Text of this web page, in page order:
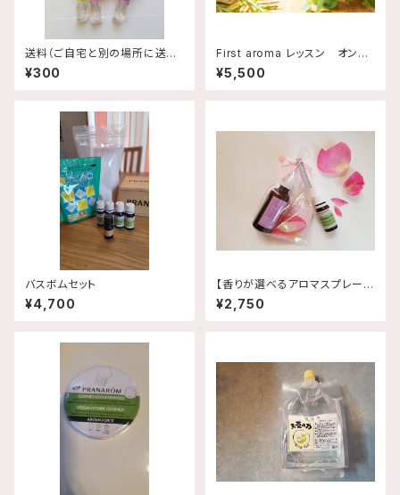
送料（ご自宅と別の場所に送る
場合 2カ所）
¥300
First aroma レッスン オンラ
インでも可能です
¥5,500
バスボムセット
¥4,700
【香りが選べるアロマスプレー】
マスクに一拭き！抗菌＆癒し効果
も
¥2,750